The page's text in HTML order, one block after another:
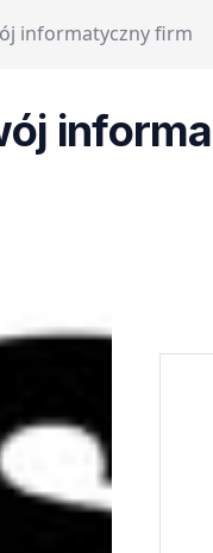
informatyczny firm